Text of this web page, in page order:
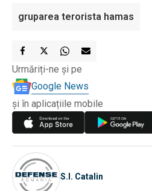
gruparea terorista hamas
Urmăriți-ne și pe
Google News
și în aplicațiile mobile
S.I. Catalin